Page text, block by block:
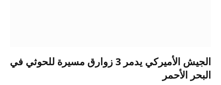
الجيش الأميركي يدمر 3 زوارق مسيرة للحوثي في
البحر الأحمر